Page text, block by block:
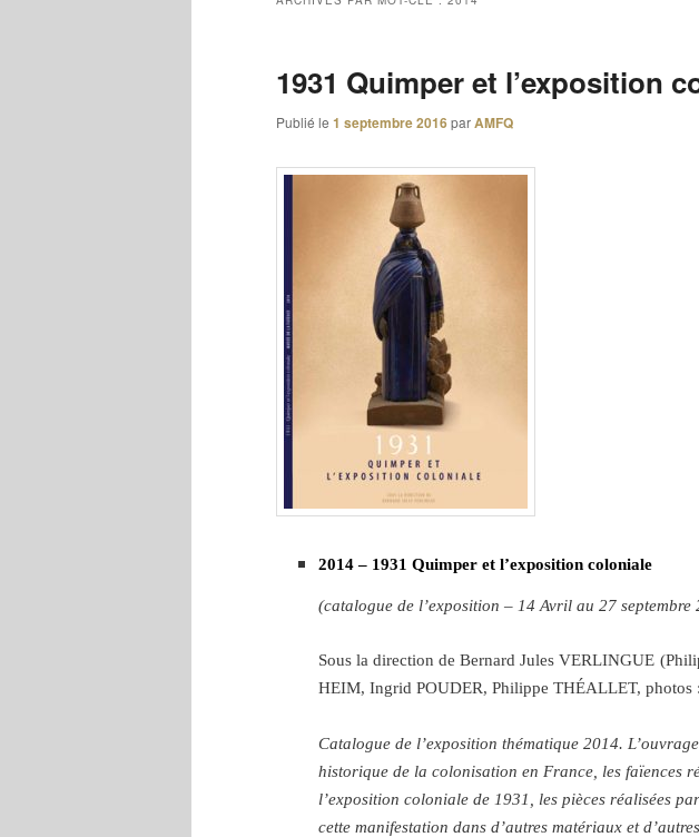
1931 Quimper et l’exposition
Publié le 1 septembre 2016parAMFQ
2014 – 1931 Quimper et l’exposition coloniale
(catalogue de l’exposition – 14 Avril au 27 septembre
Sous la direction de Bernard Jules VERLINGUE
HEIM, Ingrid POUDER, Philippe THÉALLET, photos
Catalogue de l’exposition thématique 2014.
historique de la colonisation en France, les faïences
l’exposition coloniale de 1931, les pièces réalisées
cette manifestation dans d’autres matériaux et